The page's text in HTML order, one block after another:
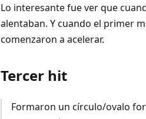
Lo interesante fue ver que
alentaban. Y cuando el primer
comenzaron a acelerar.
Tercer hit
Formaron un círculo/ovalo